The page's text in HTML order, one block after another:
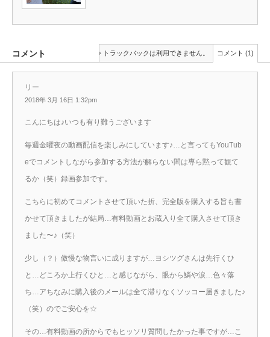
コメント トラックバックは利用できません。 コメント (1)
リー
2018年 3月 16日 1:32pm
こんにちは♪いつも有り難うございます
毎週金曜夜の動画配信を楽しみにしています♪…と言ってもYouTub
eでコメントしながら参加する方法が解らない間は専ら黙って観て
るか（笑）録画参加です。
こちらに初めてコメントさせて頂いた折、完全版を購入する旨も書
かせて頂きましたが結局…有料動画とお蔵入り全て購入させて頂き
ました〜♪（笑）
少し（？）傲慢な物言いに成りますが…ヨシツグさんは先行くひ
と…どころか上行くひと…と感じながら、眼から鱗や涙…色々落
ち…アちなみに購入後のメールは全て滞りなくソッコー届きました♪
（笑）のでご安心を☆
その…有料動画の所からでもヒッソリ質問したかった事ですが…こ